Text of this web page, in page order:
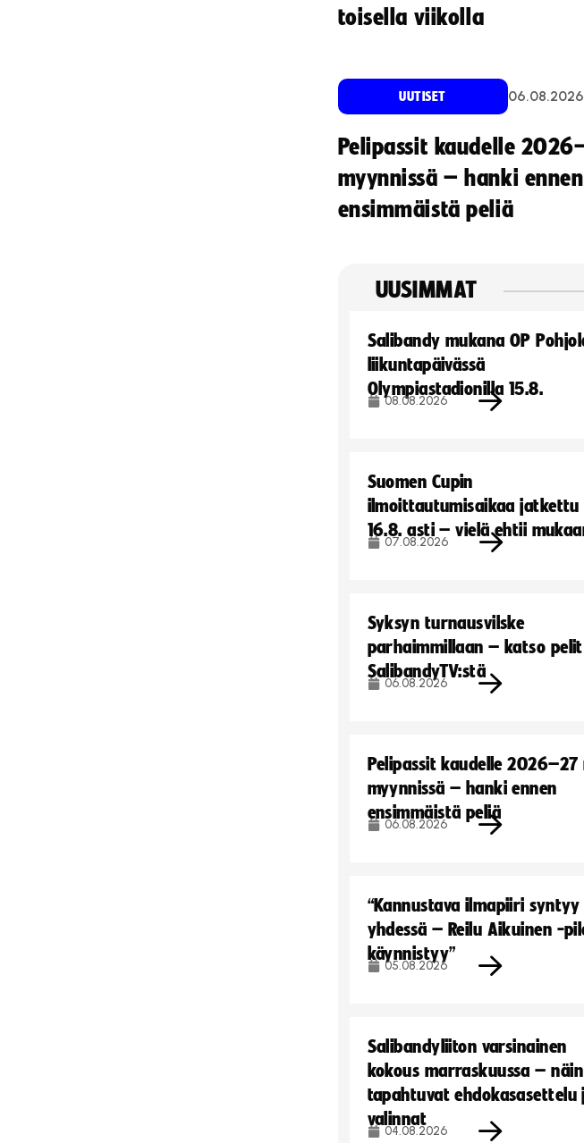
toisella viikolla
UUTISET 06.08.2026
Pelipassit kaudelle
myynnissä – hanki ennen
ensimmäistä peliä
UUSIMMAT
Salibandy mukana OP
liikuntapäivässä
Olympiastadionilla 15.8.
08.08.2026
Suomen Cupin
ilmoittautumisaikaa jatkettu
16.8. asti – vielä ehtii
07.08.2026
Syksyn turnausvilske
parhaimmillaan – katso pelit
SalibandyTV:stä
06.08.2026
Pelipassit kaudelle
myynnissä – hanki ennen
ensimmäistä peliä
06.08.2026
“Kannustava ilmapiiri syntyy
yhdessä – Reilu Aikuinen -
käynnistyy”
05.08.2026
Salibandyliiton varsinainen
kokous marraskuussa – näin
tapahtuvat ehdokasasettelu
valinnat
04.08.2026